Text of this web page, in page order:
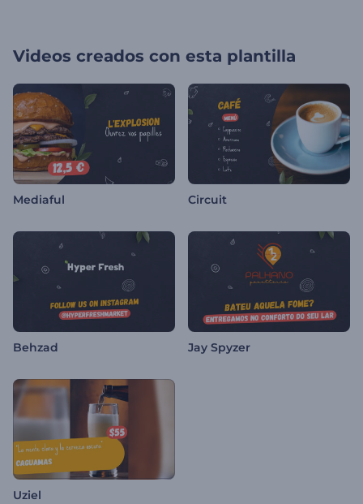
Videos creados con esta plantilla
Mediaful Circuit
Behzad Jay Spyzer
Uziel